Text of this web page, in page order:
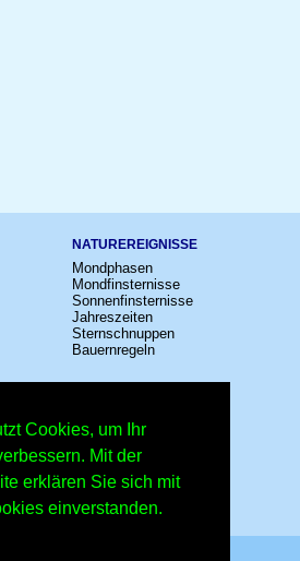
Cookies, um Ihr
Mit der
erklären Sie sich mit
einverstanden.
NATUREREIGNISSE
Mondphasen
Mondfinsternisse
Sonnenfinsternisse
Jahreszeiten
Sternschnuppen
Bauernregeln
Sternzeichen
Schalttage
Messen
Erinnerungen
Volksfeste